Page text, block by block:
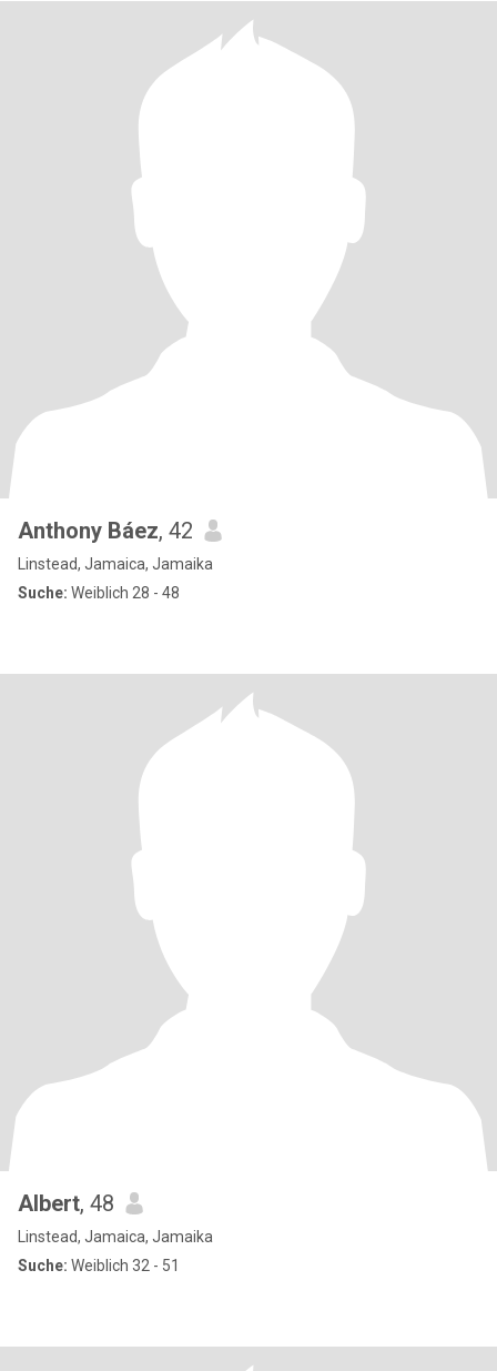
Anthony Báez, 42
Linstead, Jamaica, Jamaika
Suche: Weiblich 28 - 48
Albert, 48
Linstead, Jamaica, Jamaika
Suche: Weiblich 32 - 51